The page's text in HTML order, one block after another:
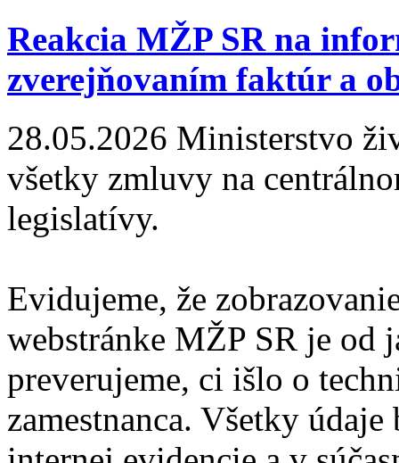
Reakcia MŽP SR na
zverejňovaním faktúr a
28.05.2026 Ministerstvo
všetky zmluvy na
legislatívy.
Evidujeme, že
webstránke MŽP SR je od
preverujeme, ci išlo o
zamestnanca. Všetky